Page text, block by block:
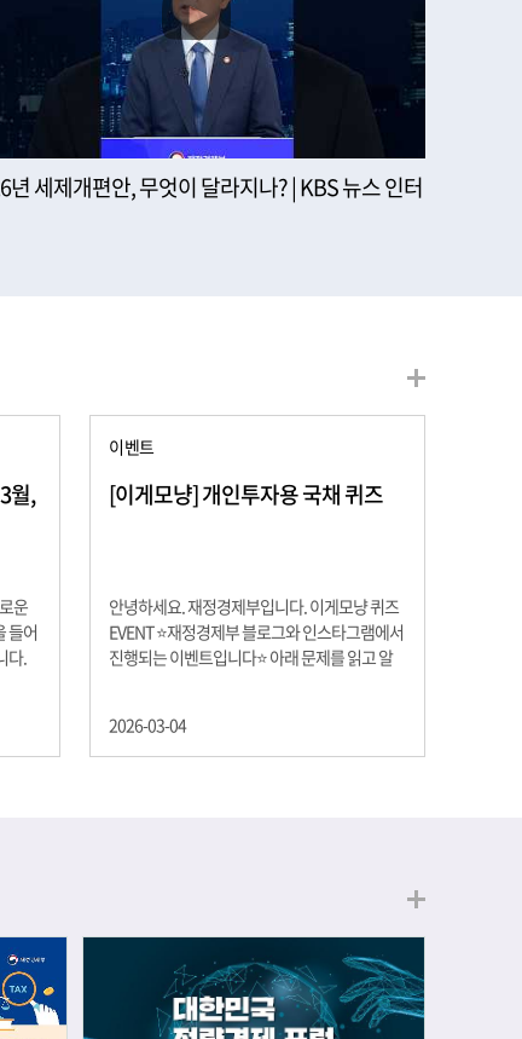
년 세제개편안, 무엇이 달라지나? | KBS 뉴스 인터
월,
운
들어
다.
시
념을
됩
이벤트
[이게모냥] 개인투자용 국채 퀴즈
안녕하세요. 재정경제부입니다. 이게모냥 퀴즈
EVENT ⭐재정경제부 블로그와 인스타그램에서
진행되는 이벤트입니다⭐ 아래 문제를 읽고 알
자용 국채를 3월에는 전월보다 발행규모를 100
억원 확대합니다. 2026년 3월에 발행 예정인 ⎾
폰 (60명) 참여.......
2026-03-04